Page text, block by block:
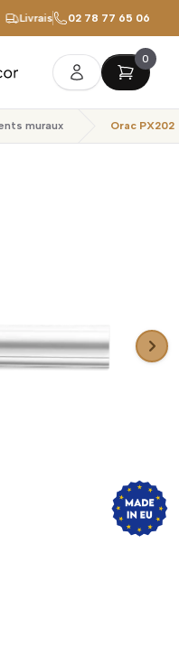
Livraison offertedès 149 €
02 78 77 65 06
0
muraux Orac PX202